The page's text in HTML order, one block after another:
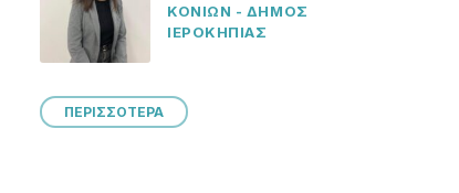
ΚΟΝΙΩΝ - ΔΗΜΟΣ
ΙΕΡΟΚΗΠΙΑΣ
ΠΕΡΙΣΣΟΤΕΡΑ